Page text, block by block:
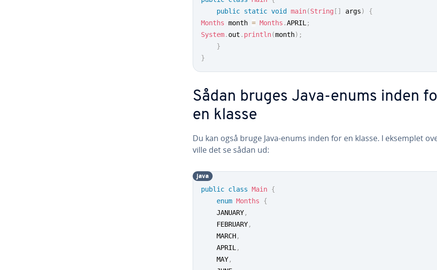
public static void main(String [ ] args)
{
Months month = Months .APRIL ;
System. out . println(month) ;
}
}
Sådan bruges Java-enums inden
en klasse
Du kan også bruge Java-enums inden for en klasse. I eksemplet
ville det se sådan ud:
public class Main {
enum Months
{
	JANUARY
,
	FEBRUARY
,
	MARCH
,
	APRIL
,
	MAY
,
java